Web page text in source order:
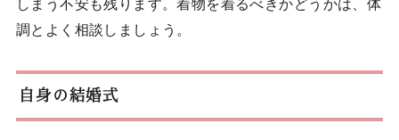
しまう不安も残ります。着物を着るべきかどうかは、体
調とよく相談しましょう。
自身の結婚式